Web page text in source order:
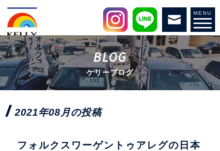
MENU
BLOG
ケリーブログ
2021年08月の投稿
フォルクスワーゲントゥアレグの日本